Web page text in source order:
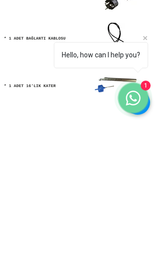
* 1 ADET BAĞLANTI KABLOSU
* 1 ADET 16'LIK KATER
Hello, how can I help you?
1